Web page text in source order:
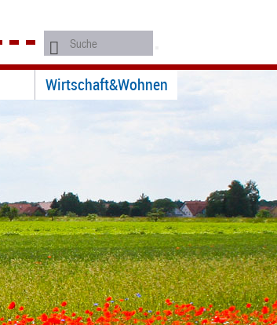
Wirtschaft&Wohnen